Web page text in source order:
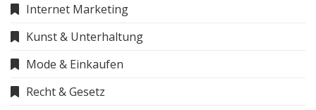
Internet Marketing
Kunst & Unterhaltung
Mode & Einkaufen
Recht & Gesetz